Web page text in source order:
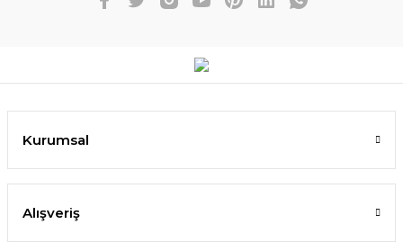
Kurumsal
Alışveriş